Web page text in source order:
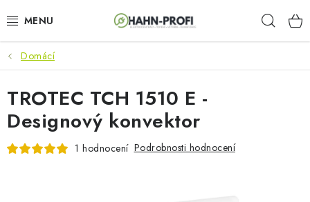
na
KLIMATIZACE
ELEKTROCENTRÁLY
ZAHRADNÍ TECHNIKA
Domácí
TROTEC TCH 1510 E -
Designový konvektor
1 hodnocení Podrobnosti hodnocení